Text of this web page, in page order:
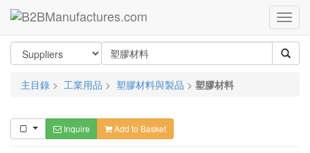
主目錄 > 工業用品 > 塑膠材料與製品 > 塑膠材料
Inquire Add to Basket